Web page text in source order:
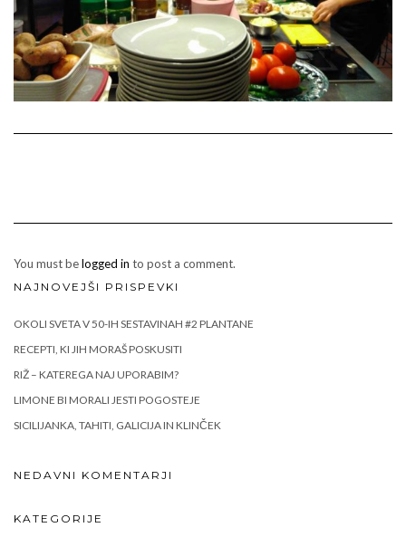
You must belogged in to post a comment.
NAJNOVEJŠI PRISPEVKI
OKOLI SVETA V 50-IH SESTAVINAH #2 PLANTANE
RECEPTI, KI JIH MORAŠ POSKUSITI
RIŽ – KATEREGA NAJ UPORABIM?
LIMONE BI MORALI JESTI POGOSTEJE
SICILIJANKA, TAHITI, GALICIJA IN KLINČEK
NEDAVNI KOMENTARJI
KATEGORIJE